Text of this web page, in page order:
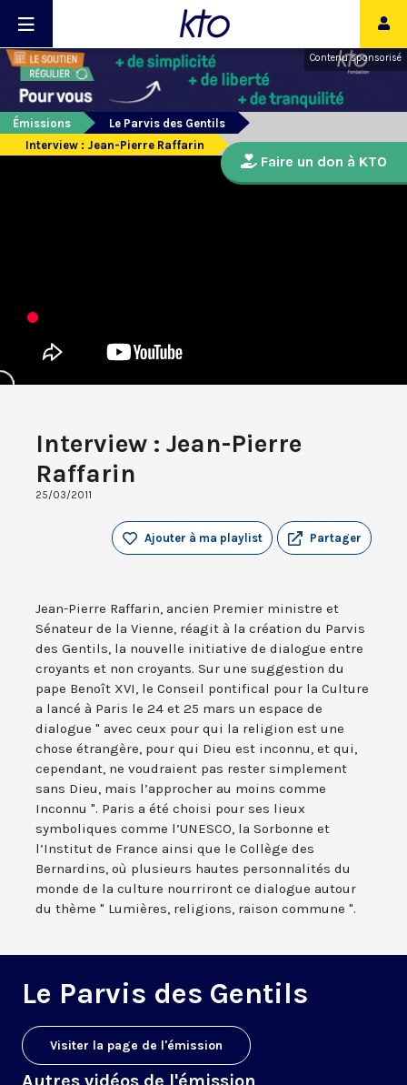
Contenu sponsorisé
Émissions
Le Parvis des Gentils
Interview : Jean-Pierre Raffarin
Interview : Jean-Pierre
Raffarin
25/03/2011
Partager
Ajouter à ma playlist
Jean-Pierre Raffarin, ancien Premier ministre et
Sénateur de la Vienne, réagit à la création du Parvis
des Gentils, la nouvelle initiative de dialogue entre
croyants et non croyants. Sur une suggestion du
pape Benoît XVI, le Conseil pontifical pour la Culture
a lancé à Paris le 24 et 25 mars un espace de
dialogue " avec ceux pour qui la religion est une
chose étrangère, pour qui Dieu est inconnu, et qui,
cependant, ne voudraient pas rester simplement
sans Dieu, mais l’approcher au moins comme
Inconnu ". Paris a été choisi pour ses lieux
symboliques comme l’UNESCO, la Sorbonne et
l’Institut de France ainsi que le Collège des
Bernardins, où plusieurs hautes personnalités du
monde de la culture nourriront ce dialogue autour
du thème " Lumières, religions, raison commune ".
Le Parvis des Gentils
Visiter la page de l'émission
Faire un don à KTO